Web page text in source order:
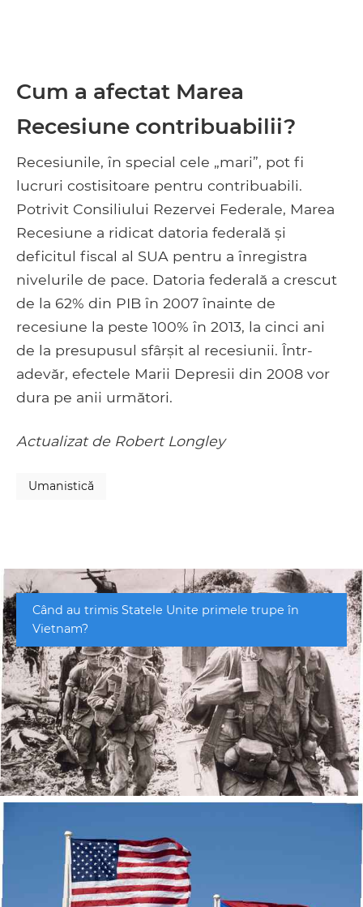
Cum a afectat Marea
Recesiune contribuabilii?
Recesiunile, în special cele „mari”, pot fi
lucruri costisitoare pentru contribuabili.
Potrivit Consiliului Rezervei Federale, Marea
Recesiune a ridicat datoria federală și
deficitul fiscal al SUA pentru a înregistra
nivelurile de pace. Datoria federală a crescut
de la 62% din PIB în 2007 înainte de
recesiune la peste 100% în 2013, la cinci ani
de la presupusul sfârșit al recesiunii. Într-
adevăr, efectele Marii Depresii din 2008 vor
dura pe anii următori.
Actualizat de Robert Longley
Umanistică
Când au trimis Statele Unite primele trupe în
Vietnam?